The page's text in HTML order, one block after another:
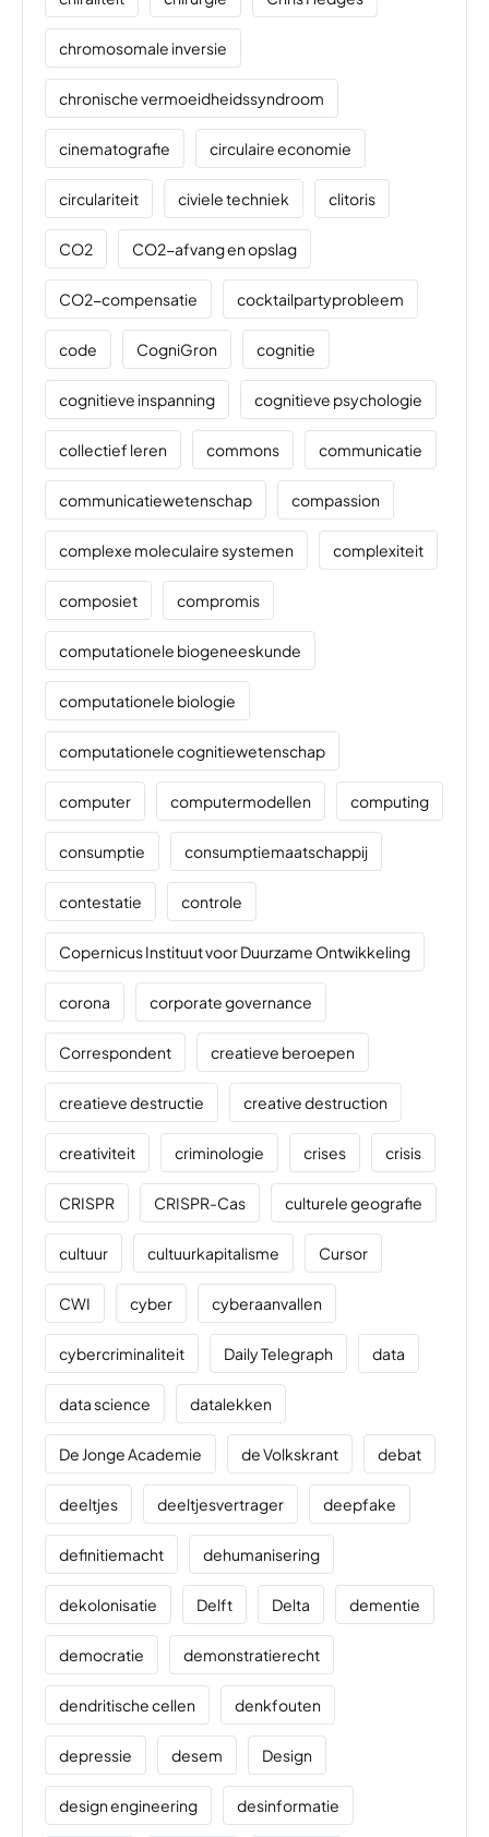
chromosomale inversie
chronische vermoeidheidssyndroom
cinematografie circulaire economie
circulariteit civiele techniek clitoris
CO2 CO2-afvang en opslag
CO2-compensatie cocktailpartyprobleem
code CogniGron cognitie
cognitieve inspanning cognitieve psychologie
collectief leren commons communicatie
communicatiewetenschap compassion
complexe moleculaire systemen complexiteit
composiet compromis
computationele biogeneeskunde
computationele biologie
computationele cognitiewetenschap
computer computermodellen computing
consumptie consumptiemaatschappij
contestatie controle
Copernicus Instituut voor Duurzame Ontwikkeling
corona corporate governance
Correspondent creatieve beroepen
creatieve destructie creative destruction
creativiteit criminologie crises crisis
CRISPR CRISPR-Cas culturele geografie
cultuur cultuurkapitalisme Cursor
CWI cyber cyberaanvallen
cybercriminaliteit Daily Telegraph data
data science datalekken
De Jonge Academie de Volkskrant debat
deeltjes deeltjesvertrager deepfake
definitiemacht dehumanisering
dekolonisatie Delft Delta dementie
democratie demonstratierecht
dendritische cellen denkfouten
depressie desem Design
design engineering desinformatie